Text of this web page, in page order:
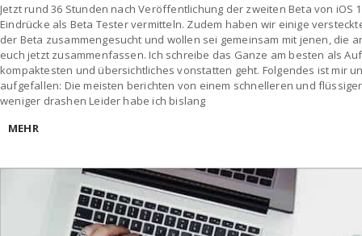
Jetzt rund 36 Stunden nach Veröffentlichung der zweiten Beta von iOS
Eindrücke als Beta Tester vermitteln. Zudem haben wir einige
der Beta zusammengesucht und wollen sei gemeinsam mit jenen, die
euch jetzt zusammenfassen. Ich schreibe das Ganze am besten als
kompaktesten und übersichtliches vonstatten geht. Folgendes ist mir
aufgefallen: Die meisten berichten von einem schnelleren und
weniger drashen Leider habe ich bislang
MEHR